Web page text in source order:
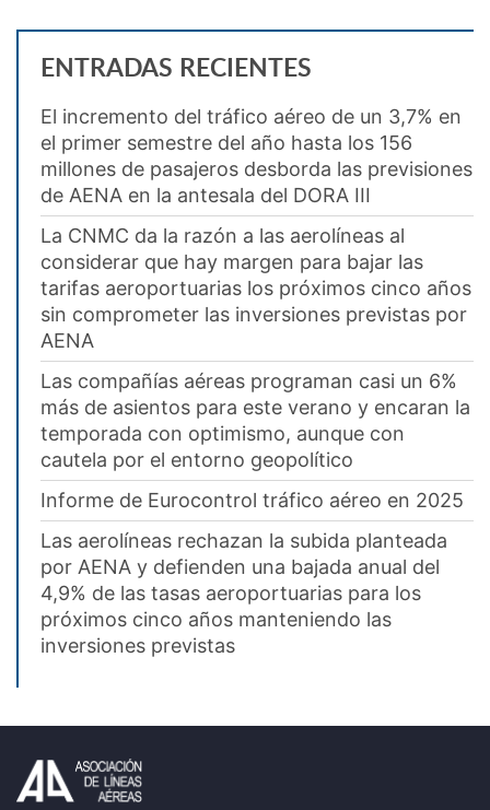
ENTRADAS RECIENTES
El incremento del tráfico aéreo de un 3,7% en
el primer semestre del año hasta los 156
millones de pasajeros desborda las previsiones
de AENA en la antesala del DORA III
La CNMC da la razón a las aerolíneas al
considerar que hay margen para bajar las
tarifas aeroportuarias los próximos cinco años
sin comprometer las inversiones previstas por
AENA
Las compañías aéreas programan casi un 6%
más de asientos para este verano y encaran la
temporada con optimismo, aunque con
cautela por el entorno geopolítico
Informe de Eurocontrol tráfico aéreo en 2025
Las aerolíneas rechazan la subida planteada
por AENA y defienden una bajada anual del
4,9% de las tasas aeroportuarias para los
próximos cinco años manteniendo las
inversiones previstas